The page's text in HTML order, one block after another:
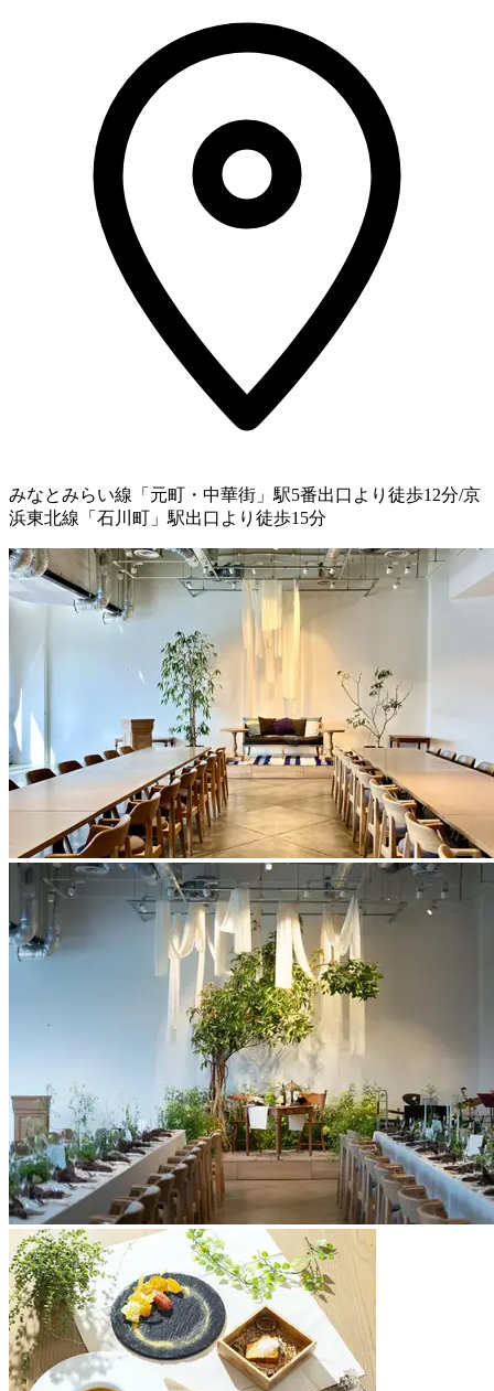
みなとみらい線「元町・中華街」駅5番出口より徒歩12分/京
浜東北線「石川町」駅出口より徒歩15分